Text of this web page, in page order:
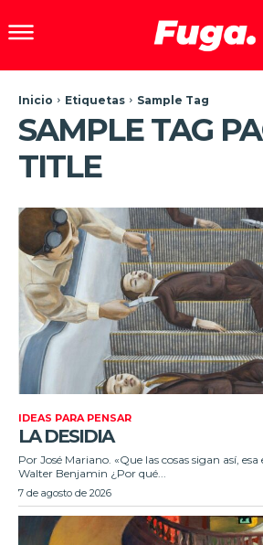
Inicio Etiquetas Sample Tag
SAMPLE TAG
TITLE
IDEAS PARA PENSAR
LA DESIDIA
Por José Mariano. «Que las cosas sigan así,
Walter Benjamin ¿Por qué...
7 de agosto de 2026